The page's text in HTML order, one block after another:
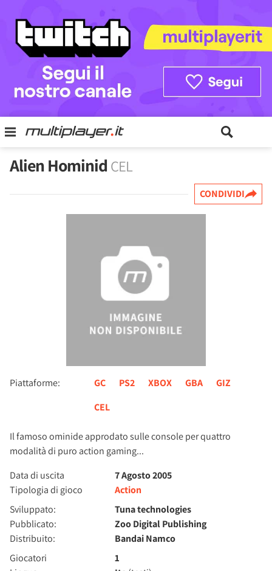
Alien Hominid CEL
CONDIVIDI
Piattaforme: GC PS2 XBOX GBA
GIZ
CEL
Il famoso ominide approdato sulle console per quattro
modalità di puro action gaming...
Data di uscita
7 Agosto 2005
Tipologia di gioco
Action
Sviluppato:
Tuna technologies
Pubblicato:
Zoo Digital Publishing
Distribuito:
Bandai Namco
Giocatori
1